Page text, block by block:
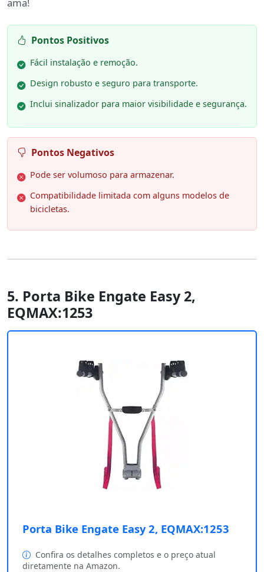
Pontos Positivos
Fácil instalação e remoção.
Design robusto e seguro para transporte.
Inclui sinalizador para maior visibilidade e segurança.
Pontos Negativos
Pode ser volumoso para armazenar.
Compatibilidade limitada com alguns modelos de
bicicletas.
5. Porta Bike Engate Easy 2,
EQMAX:1253
Porta Bike Engate Easy 2, EQMAX:1253
Confira os detalhes completos e o preço atual
diretamente na Amazon.